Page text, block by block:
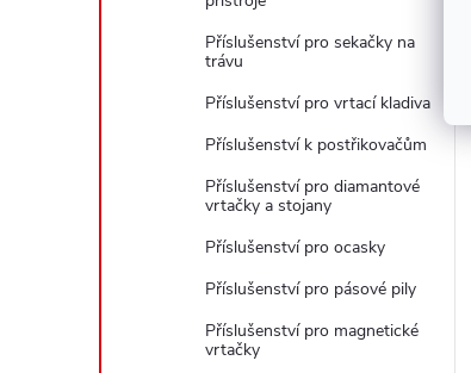
Příslušenství pro sekačky na
trávu
Příslušenství pro vrtací kladiva
Příslušenství k postřikovačům
Příslušenství pro diamantové
vrtačky a stojany
Příslušenství pro ocasky
Příslušenství pro pásové pily
Příslušenství pro magnetické
vrtačky